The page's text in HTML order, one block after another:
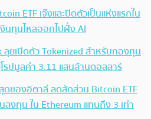
ETF เจ๊งและปิดตัวเป็นแห่งแรกใน
นทุนไหลออกไปฝั่ง AI
ลุยเปิดตัว Tokenized สำหรับกองทุน
รปมูลค่า 3.11 แสนล้านดอลลาร์
ของอิตาลี ลดสัดส่วน Bitcoin ETF
ลงทุน ใน Ethereum แทนถึง 3 เท่า